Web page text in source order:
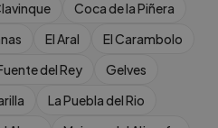
Coca de la Piñera
El Aral
El Carambolo
del Rey
Gelves
La Puebla del Rio